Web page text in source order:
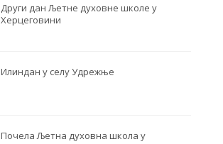
Други дан Љетне духовне школе у
Херцеговини
Илиндан у селу Удрежње
Почела Љетна духовна школа у